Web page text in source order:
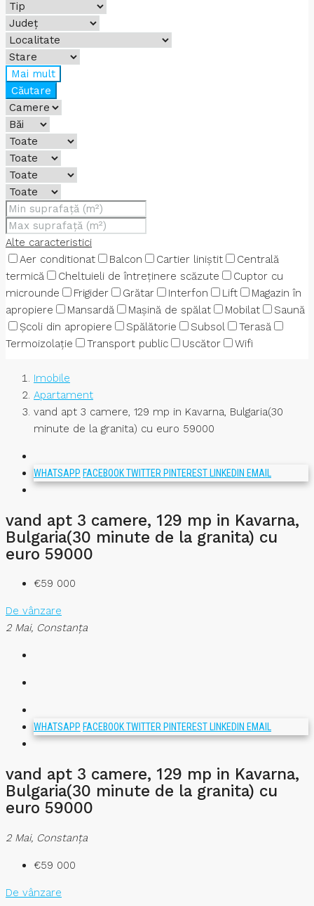
Mai mult
Căutare
Alte caracteristici
Aer conditionat
Balcon Cartier liniștit
Centrală
termică
Cheltuieli de întreținere scăzute
Cuptor cu
microunde
Frigider Grătar Interfon Lift
Magazin în
apropiere
Mansardă Mașină de spălat Mobilat
Saună
Școli din apropiere
Spălătorie Subsol
Terasă
Termoizolație
Transport public Uscător Wifi
Imobile
Apartament
vand apt 3 camere, 129 mp in Kavarna, Bulgaria(30
minute de la granita) cu euro 59000
WHATSAPP FACEBOOKTWITTER PINTEREST LINKEDIN EMAIL
vand apt 3 camere, 129 mp in Kavarna,
Bulgaria(30 minute de la granita) cu
euro 59000
€59 000
De vânzare
2 Mai, Constanța
WHATSAPP FACEBOOKTWITTER PINTEREST LINKEDIN EMAIL
vand apt 3 camere, 129 mp in Kavarna,
Bulgaria(30 minute de la granita) cu
euro 59000
2 Mai, Constanța
€59 000
De vânzare